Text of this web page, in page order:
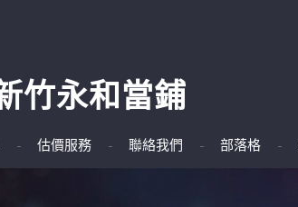
竹永和當鋪
估價服務 聯絡我們 部落格